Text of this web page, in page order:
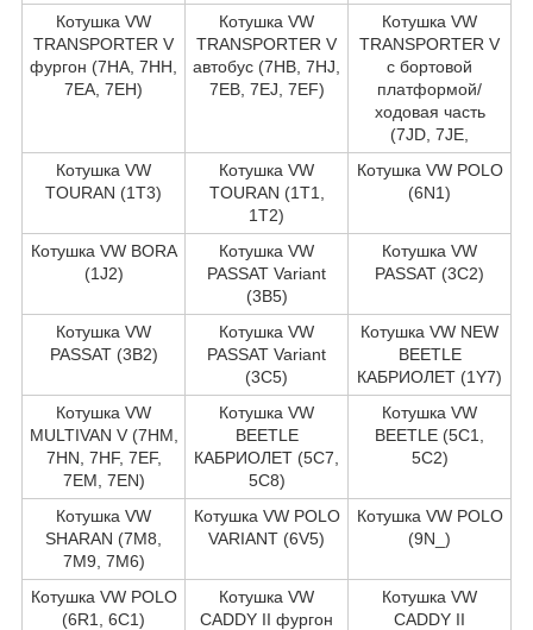
Котушка VW
TRANSPORTER V
фургон (7HA, 7HH,
7EA, 7EH)
Котушка VW
TRANSPORTER V
автобус (7HB, 7HJ,
7EB, 7EJ, 7EF)
Котушка VW
TRANSPORTER V
c бортовой
платформой/
ходовая часть
(7JD, 7JE,
Котушка VW
TOURAN (1T3)
Котушка VW
TOURAN (1T1,
1T2)
Котушка VW POLO
(6N1)
Котушка VW BORA
(1J2)
Котушка VW
PASSAT Variant
(3B5)
Котушка VW
PASSAT (3C2)
Котушка VW
PASSAT (3B2)
Котушка VW
PASSAT Variant
(3C5)
Котушка VW NEW
BEETLE
КАБРИОЛЕТ (1Y7)
Котушка VW
MULTIVAN V (7HM,
7HN, 7HF, 7EF,
7EM, 7EN)
Котушка VW
BEETLE
КАБРИОЛЕТ (5C7,
5C8)
Котушка VW
BEETLE (5C1,
5C2)
Котушка VW
SHARAN (7M8,
7M9, 7M6)
Котушка VW POLO
VARIANT (6V5)
Котушка VW POLO
(9N_)
Котушка VW POLO
(6R1, 6C1)
Котушка VW
CADDY II фургон
Котушка VW
CADDY II